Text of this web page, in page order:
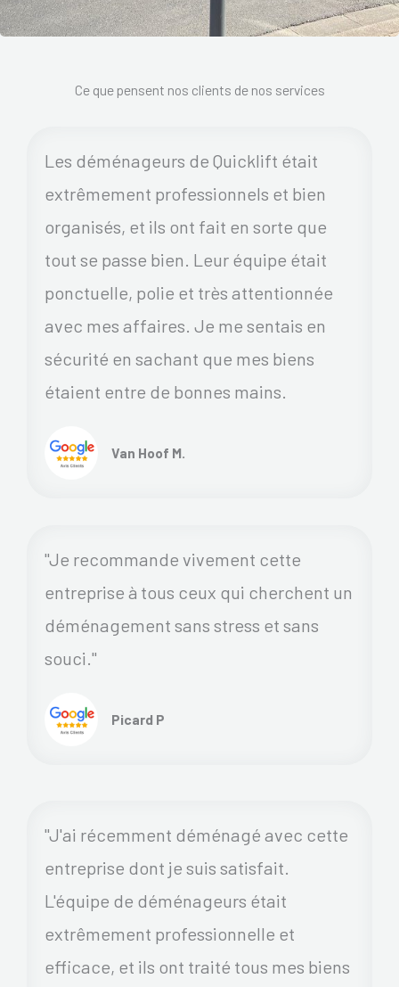
Ce que pensent nos clients de nos services
Les déménageurs de Quicklift était
extrêmement professionnels et bien
organisés, et ils ont fait en sorte que
tout se passe bien. Leur équipe était
ponctuelle, polie et très attentionnée
avec mes affaires. Je me sentais en
sécurité en sachant que mes biens
étaient entre de bonnes mains.
Van Hoof M.
"Je recommande vivement cette
entreprise à tous ceux qui cherchent un
déménagement sans stress et sans
souci."
Picard P
"J'ai récemment déménagé avec cette
entreprise dont je suis satisfait.
L'équipe de déménageurs était
extrêmement professionnelle et
efficace, et ils ont traité tous mes biens